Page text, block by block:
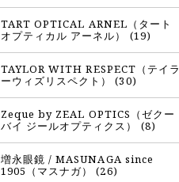
TART OPTICAL ARNEL（タート
オプティカル アーネル） (19)
TAYLOR WITH RESPECT（テイラ
ーウィズリスペクト） (30)
Zeque by ZEAL OPTICS（ゼクー
バイ ジールオプティクス） (8)
増永眼鏡 / MASUNAGA since
1905（マスナガ） (26)